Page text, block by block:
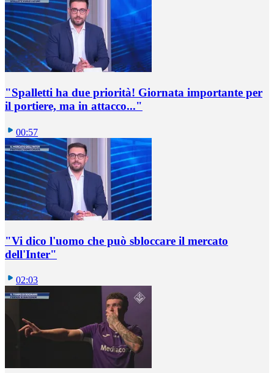
"Spalletti ha due priorità! Giornata importante per
il portiere, ma in attacco..."
00:57
"Vi dico l'uomo che può sbloccare il mercato
dell'Inter"
02:03